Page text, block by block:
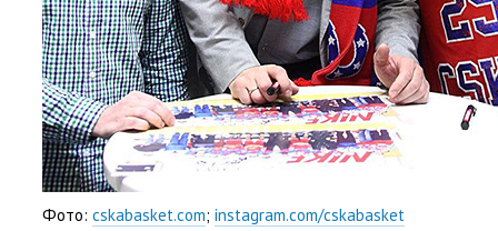
Фото: cskabasket.com; instagram.com/cskabasket